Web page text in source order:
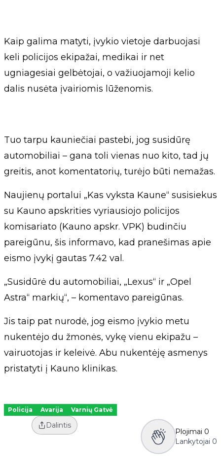
Kaip galima matyti, įvykio vietoje darbuojasi
keli policijos ekipažai, medikai ir net
ugniagesiai gelbėtojai, o važiuojamoji kelio
dalis nusėta įvairiomis lūženomis.
Tuo tarpu kauniečiai pastebi, jog susidūrę
automobiliai – gana toli vienas nuo kito, tad jų
greitis, anot komentatorių, turėjo būti nemažas.
Naujienų portalui „Kas vyksta Kaune“ susisiekus
su Kauno apskrities vyriausiojo policijos
komisariato (Kauno apskr. VPK) budinčiu
pareigūnu, šis informavo, kad pranešimas apie
eismo įvykį gautas 7.42 val.
„Susidūrė du automobiliai, „Lexus“ ir „Opel
Astra“ markių“, – komentavo pareigūnas.
Jis taip pat nurodė, jog eismo įvykio metu
nukentėjo du žmonės, vykę vienu ekipažu –
vairuotojas ir keleivė. Abu nukentėję asmenys
pristatyti į Kauno klinikas.
Policija Avarija Varnių Gatvė
Dalintis
Plojimai 0
Lankytojai 0